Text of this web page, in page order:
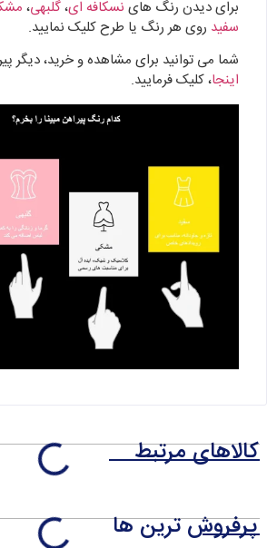
برای دیدن رنگ های نسکافه ای،گلبهی،
سفید روی هر رنگ یا طرح کلیک نمایید.
شما می توانید برای مشاهده و خرید، دیگر
اینجا، کلیک فرمایید.
کالاهای مرتبط
پرفروش ترین ها